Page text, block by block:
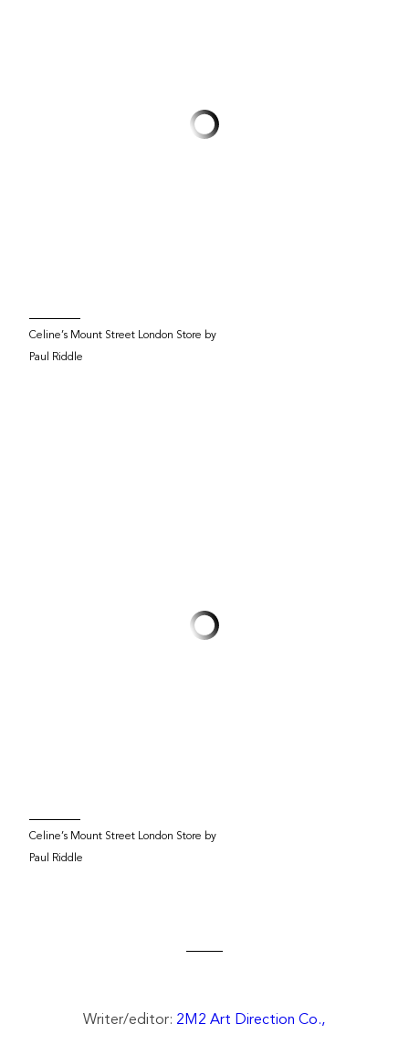
Celine’s Mount Street London Store by
Paul Riddle
Celine’s Mount Street London Store by
Paul Riddle
Writer/editor: 2M2 Art Direction Co.,